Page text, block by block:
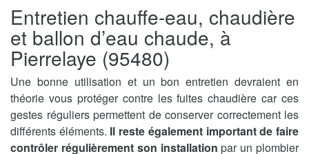
Entretien chauffe-eau, chaudière
et ballon d’eau chaude, à
Pierrelaye (95480)
Une bonne utilisation et un bon entretien devraient en
théorie vous protéger contre les fuites chaudière car ces
gestes réguliers permettent de conserver correctement les
différents éléments. Il reste également important de faire
contrôler régulièrement son installation par un plombier